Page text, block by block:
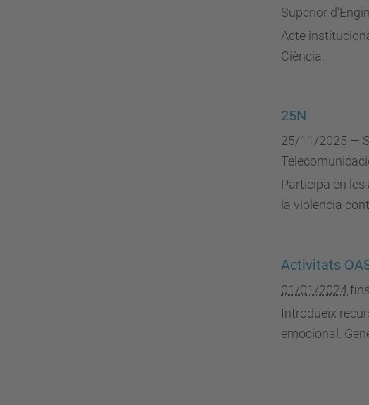
Superior
Acte
Ciència.
25N
25/11/2025 —
Participa en
la violència
Activitats
01/01/2024
Introdueix
emocional.